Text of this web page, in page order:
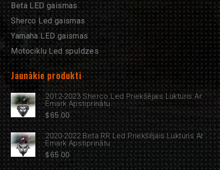
Beta LED gaismas
Sherco Led gaismas
Yamaha LED gaismas
Motociklu Led spuldzes
Jaunākie produkti
2012-2023 Sherco Led Priekšējais Lukturis Ar
Emark Apstiprinātu
$65.00
2020-2022 Beta RR Led Priekšējais Lukturis Ar
Emark Apstiprinātu
$65.00